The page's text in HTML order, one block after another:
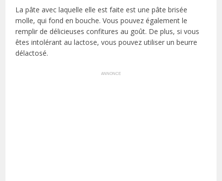
La pâte avec laquelle elle est faite est une pâte brisée
molle, qui fond en bouche. Vous pouvez également le
remplir de délicieuses confitures au goût. De plus, si vous
êtes intolérant au lactose, vous pouvez utiliser un beurre
délactosé.
ANNONCE